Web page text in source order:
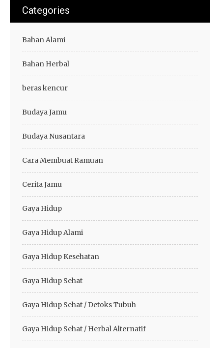
Categories
Bahan Alami
Bahan Herbal
beras kencur
Budaya Jamu
Budaya Nusantara
Cara Membuat Ramuan
Cerita Jamu
Gaya Hidup
Gaya Hidup Alami
Gaya Hidup Kesehatan
Gaya Hidup Sehat
Gaya Hidup Sehat / Detoks Tubuh
Gaya Hidup Sehat / Herbal Alternatif